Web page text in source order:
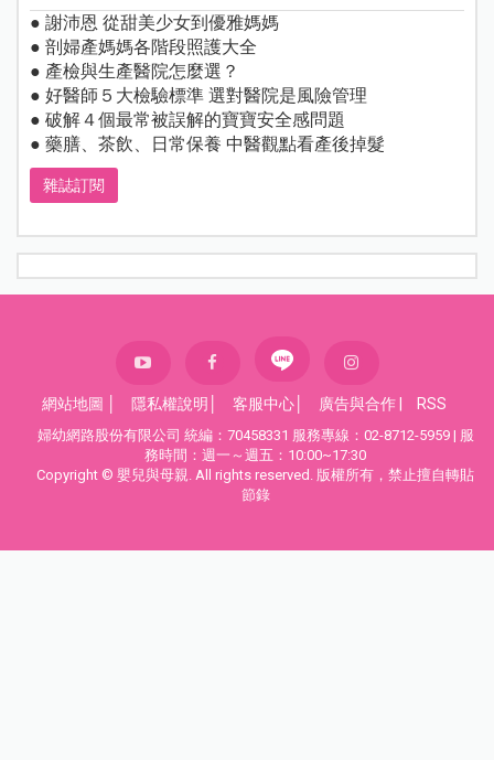
● 謝沛恩 從甜美少女到優雅媽媽
● 剖婦產媽媽各階段照護大全
● 產檢與生產醫院怎麼選？
● 好醫師５大檢驗標準 選對醫院是風險管理
● 破解４個最常被誤解的寶寶安全感問題
● 藥膳、茶飲、日常保養 中醫觀點看產後掉髮
雜誌訂閱
網站地圖 隱私權說明 客服中心 廣告與合作 RSS
婦幼網路股份有限公司 統編：70458331 服務專線：02-8712-5959 | 服
務時間：週一～週五：10:00~17:30
Copyright © 嬰兒與母親. All rights reserved. 版權所有，禁止擅自轉貼
節錄